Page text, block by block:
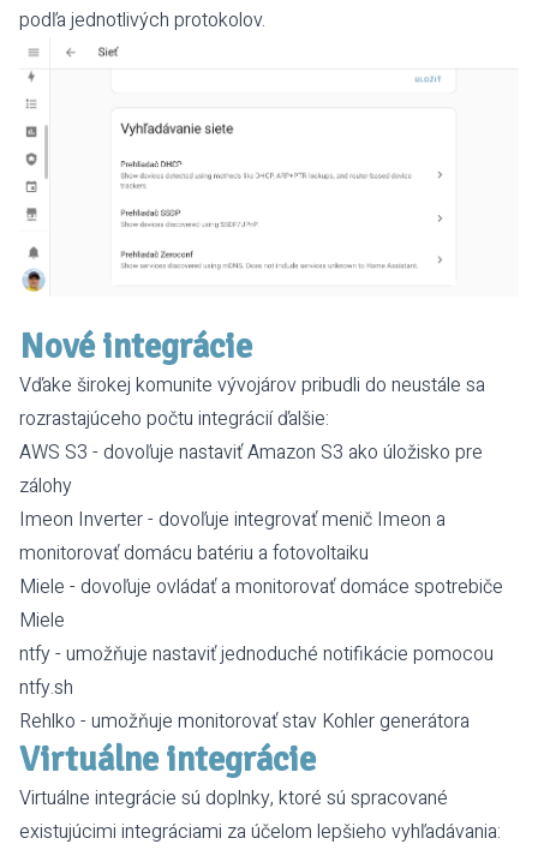
podľa jednotlivých protokolov.
Nové integrácie
Vďake širokej komunite vývojárov pribudli do neustále sa
rozrastajúceho počtu integráciíďalšie:
AWS S3 - dovoľuje nastaviťAmazon S3 ako úložisko pre
zálohy
Imeon Inverter- dovoľuje integrovať menič Imeon a
monitorovať domácu batériu a fotovoltaiku
Miele - dovoľuje ovládať a monitorovať domáce spotrebiče
Miele
ntfy- umožňuje nastaviť jednoduché notifikácie pomocou
ntfy.sh
Rehlko - umožňuje monitorovať stav Kohler generátora
Virtuálne integrácie
Virtuálne integrácie sú doplnky, ktoré sú spracované
existujúcimi integráciami za účelom lepšieho vyhľadávania: